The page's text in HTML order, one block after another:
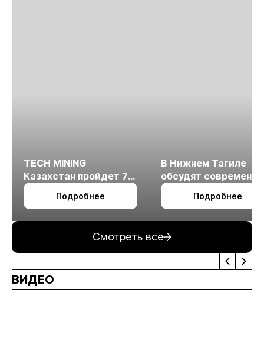
TECH MINING
Казахстан пройдет 7
октября в Алматы
Подробнее
В Нижнем Тагиле
обсудят
технологии
измельчения
Подробнее
Смотреть все
ВИДЕО